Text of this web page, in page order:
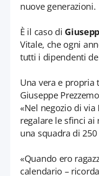
nuove generazioni.
È il caso di
Vitale, che ogni
tutti i dipendenti
Una vera e propria
Giuseppe
«Nel negozio di via
regalare le sfinci ai
una squadra di
«Quando ero
calendario –